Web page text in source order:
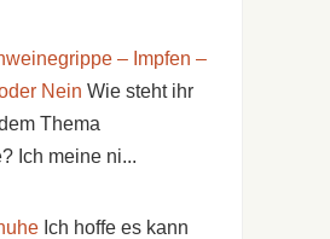
– Impfen –
Nein Wie steht ihr
Thema
Ich meine ni...
Ich hoffe es kann